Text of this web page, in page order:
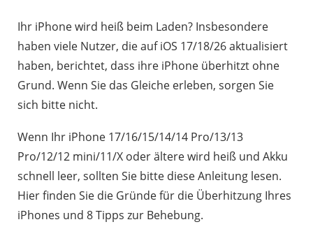
Ihr iPhone wird heiß beim Laden? Insbesondere
haben viele Nutzer, die auf iOS 17/18/26 aktualisiert
haben, berichtet, dass ihre iPhone überhitzt ohne
Grund. Wenn Sie das Gleiche erleben, sorgen Sie
sich bitte nicht.
Wenn Ihr iPhone 17/16/15/14/14 Pro/13/13
Pro/12/12 mini/11/X oder ältere wird heiß und Akku
schnell leer, sollten Sie bitte diese Anleitung lesen.
Hier finden Sie die Gründe für die Überhitzung Ihres
iPhones und 8 Tipps zur Behebung.